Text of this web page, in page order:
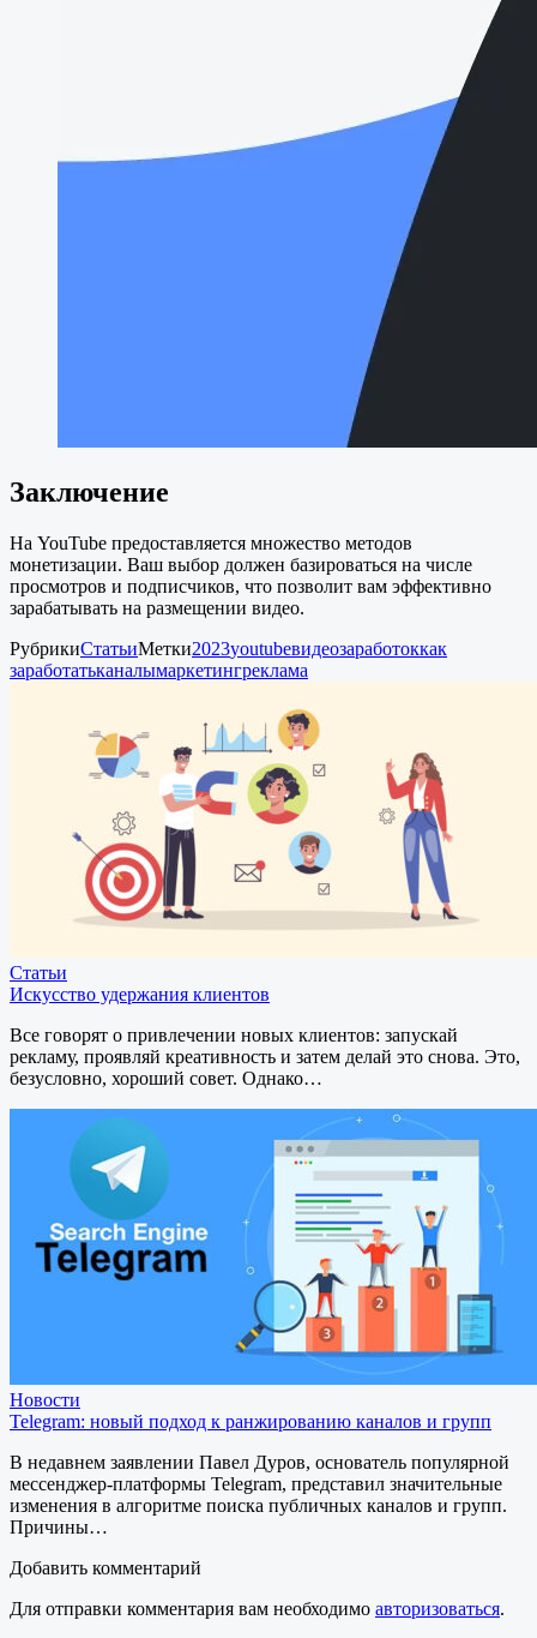
Заключение
На YouTube предоставляется множество методов
монетизации. Ваш выбор должен базироваться на числе
просмотров и подписчиков, что позволит вам эффективно
зарабатывать на размещении видео.
РубрикиСтатьиМетки2023youtubeвидеозаработоккак
заработатьканалымаркетингреклама
Статьи
Искусство удержания клиентов
Все говорят о привлечении новых клиентов: запускай
рекламу, проявляй креативность и затем делай это снова. Это,
безусловно, хороший совет. Однако…
Новости
Telegram: новый подход к ранжированию каналов и групп
В недавнем заявлении Павел Дуров, основатель популярной
мессенджер-платформы Telegram, представил значительные
изменения в алгоритме поиска публичных каналов и групп.
Причины…
Добавить комментарий
Для отправки комментария вам необходимо авторизоваться.